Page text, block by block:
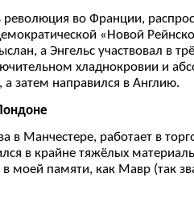
революция во Франции,
«Новой
а Энгельс участвовал в
хладнокровии и
затем направился в Англию.
в Манчестере, работает в
в крайне тяжёлых
в моей памяти, как Мавр (так